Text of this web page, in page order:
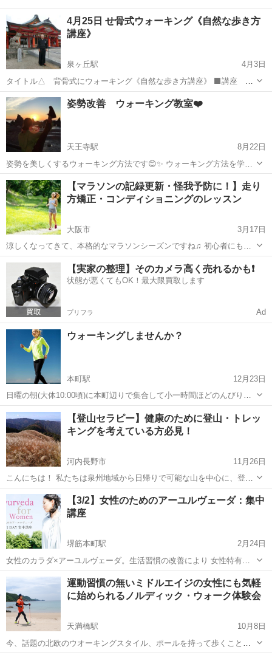
4月25日 せ骨式ウォーキング《自然な歩き方
講座》
泉ヶ丘駅
4月3日
タイトル△ 背骨式にウォーキング《自然な歩き方講座》 ⬛講座 自
分らしさ、自然な動きを手に入れる ⬛レッスン日時 4月25日(火) 午
後6時～7時45分 ⬛会場 多治速比売神社道場(神館1階) 堺市南区...
大阪 堺市 泉ヶ丘駅 ウォーキング レッスン
姿勢改善 ウォーキング教室❤️
天王寺駅
8月22日
姿勢を美しくするウォーキング方法です😊✨ ウォーキング方法を学ぶ
だけで、日常生活で、姿勢をキレイに保つ事が出来るようになります
😊 皆さまに理解していただける様に、お一人お一人に細かくお伝えし
ていくので、初めての方でも参加...
大阪 大阪市 ウォーキング 姿勢
【マラソンの記録更新・怪我予防に！】走り
方矯正・コンディショニングのレッスン
大阪市
3月17日
涼しくなってきて、本格的なマラソンシーズンですね♫ 初心者にもオ
ススメ！マラソンに参加することを意識した、長時間のランニングで
も怪我をしない自分に合った走り方を身につけましょう！ ※ぜひ最後
までご覧ください！ ▼▽▼▽...
大阪 大阪市 ウォーキング
【実家の整理】そのカメラ高く売れるかも❗️
状態が悪くてもOK！最大限買取します
プリフラ Ad
ウォーキングしませんか？
本町駅
12月23日
日曜の朝(大体10:00頃)に本町辺りで集合して小一時間ほどのんびり歩
くだけの活動です✨ 靱公園や中之島の川沿いを歩いて気持ちのいい日
曜の朝を感じませんか♪ 今メンバーは男子3人です⭐️ お気軽にご連絡く
ださい😊
大阪 大阪市 本町駅 ウォーキング
【登山セラピー】健康のために登山・トレッ
キングを考えている方必見！
河内長野市
11月26日
こんにちは！ 私たちは泉州地域から日帰りで可能な山を中心に、登
山・トレッキングを行うサークル（スクール）を開いています。河内
長野市の岩湧山が多いですが、他の山へも行きます。ご自宅からアク
セスしやすい山のみの参加も大歓迎です...
大阪 河内長野市 ウォーキング 健康運動指導士
【3/2】女性のためのアーユルヴェーダ：集中
講座
堺筋本町駅
2月24日
女性のカラダ×アーユルヴェーダ。生活習慣の改善により 女性特有の
心や身体の悩みを解消する実践講座！ 講師：福田真理 【女性特有の悩
みに応じた対処方法を学ぼう】 月経、PMSをドーシャで説明 女性ホ
ルモンのバラン...
大阪 大阪市 堺筋本町駅 ウォーキング
アーユルヴェーダ
運動習慣の無いミドルエイジの女性にも気軽
に始められるノルディック・ウォーク体験会
天満橋駅
10月8日
今、話題の北欧のウオーキングスタイル、ポールを持って歩くことで
膝や腰、足首への負担を軽減し楽に歩くことができ更には姿勢矯正に